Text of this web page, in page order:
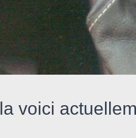
la voici